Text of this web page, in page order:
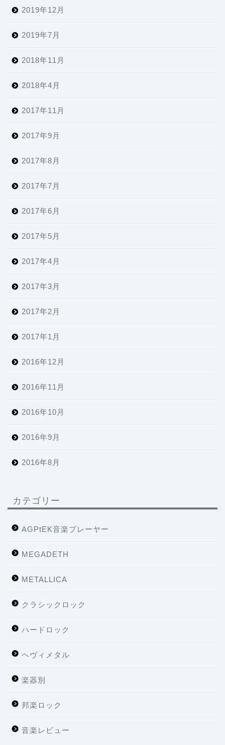
2019年12月
2019年7月
2018年11月
2018年4月
2017年11月
2017年9月
2017年8月
2017年7月
2017年6月
2017年5月
2017年4月
2017年3月
2017年2月
2017年1月
2016年12月
2016年11月
2016年10月
2016年9月
2016年8月
カテゴリー
AGPtEK音楽プレーヤー
MEGADETH
METALLICA
クラシックロック
ハードロック
ヘヴィメタル
楽器別
邦楽ロック
音楽レビュー